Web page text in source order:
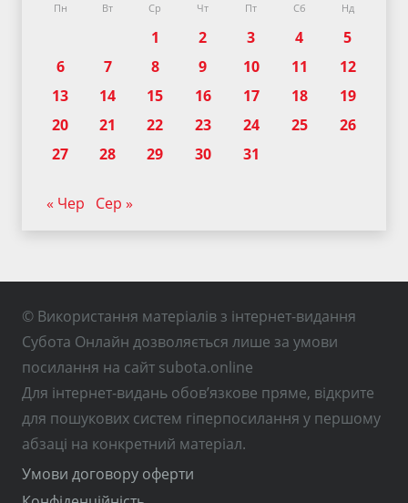
Пн Вт Ср Чт Пт Сб Нд
1 2 3 4
5
6
7 8 9 10 11
12
13
14 15 16 17 18
19
20
21 22 23 24 25
26
27
28 29 30 31
« Чер Сер »
© Використання матеріалів з інтернет-видання
Субота Онлайн дозволяється лише за умови
посилання на сайт subota.online
Для інтернет-видань обов’язкове пряме, відкрите
для пошукових систем гіперпосилання у першому
абзаці на конкретний матеріал.
Умови договору оферти